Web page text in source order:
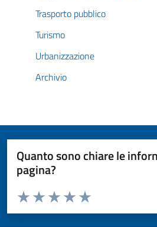
Trasporto pubblico
Turismo
Urbanizzazione
Archivio
Quanto sono chiare le
pagina?
Valuta da 1 a 5 stelle la pagina
Valuta 5 stelle su 5
Valuta 4 stelle su 5
Valuta 3 stelle su 5
Valuta 2 stelle su 5
Valuta 1 stelle su 5